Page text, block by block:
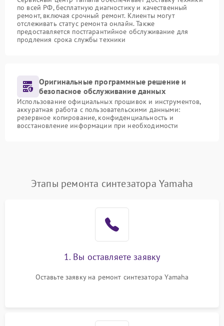
по всей РФ, бесплатную диагностику и качественный
ремонт, включая срочный ремонт. Клиенты могут
отслеживать статус ремонта онлайн. Также
предоставляется постгарантийное обслуживание для
продления срока службы техники
Оригинальные программные решение и
безопасное обслуживание данных
Использование официальных прошивок и инструментов,
аккуратная работа с пользовательскими данными:
резервное копирование, конфиденциальность и
восстановление информации при необходимости
Этапы ремонта синтезатора Yamaha
1. Вы оставляете заявку
Оставьте заявку на ремонт синтезатора Yamaha